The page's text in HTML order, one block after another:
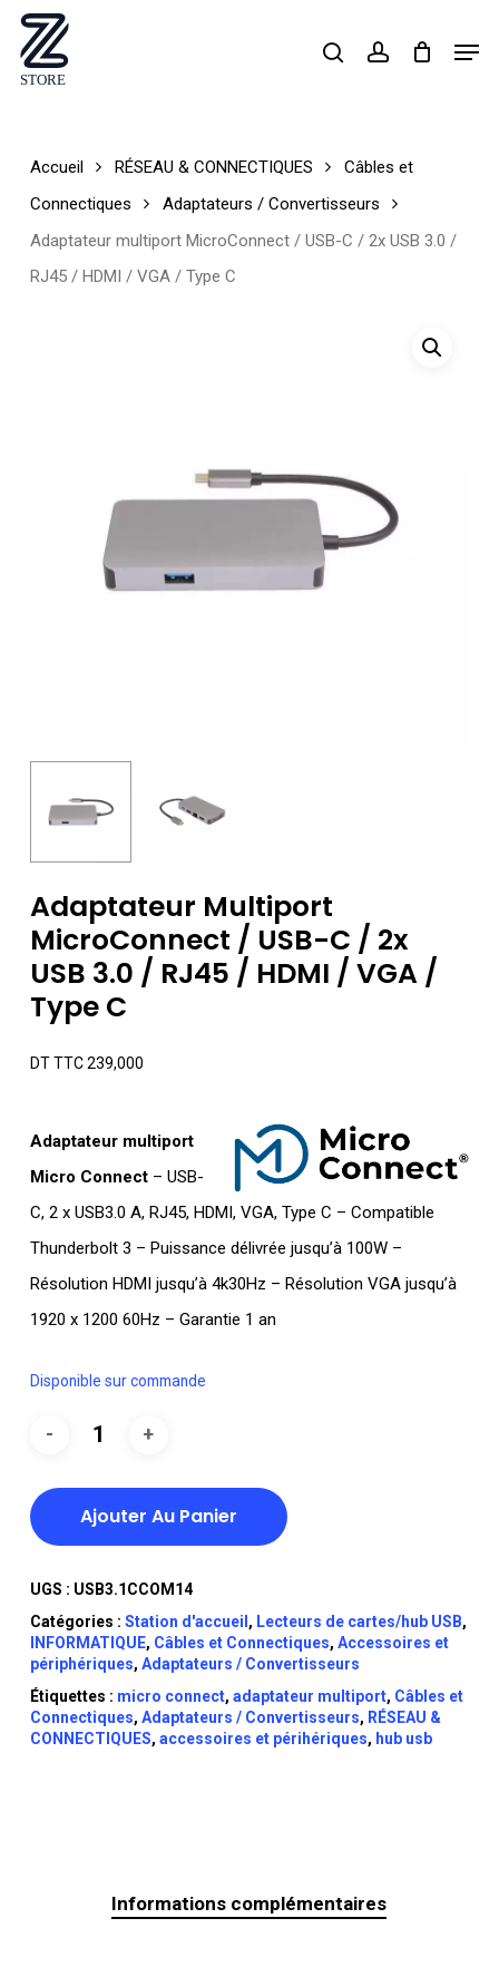
Skip
main
searchaccount
Accueil RÉSEAU & CONNECTIQUES
Câbles et
Connectiques
Adaptateurs / Convertisseurs
Adaptateur multiport MicroConnect / USB-C / 2x USB 3.0 /
RJ45 / HDMI / VGA / Type C
Adaptateur Multiport
MicroConnect / USB-C / 2x
USB 3.0 / RJ45 / HDMI / VGA /
Type C
DT TTC239,000
Adaptateur multiport
Micro Connect– USB-
C, 2 x USB3.0 A, RJ45, HDMI, VGA, Type C – Compatible
Thunderbolt 3 – Puissance délivrée jusqu’à 100W –
Résolution HDMI jusqu’à 4k30Hz – Résolution VGA jusqu’à
1920 x 1200 60Hz – Garantie 1 an
Disponible sur commande
Ajouter Au Panier
UGS : USB3.1CCOM14
Catégories : Station d'accueil , Lecteurs de cartes/hub USB,
INFORMATIQUE, Câbles et Connectiques, Accessoires et
périphériques, Adaptateurs / Convertisseurs
Étiquettes : micro connect, adaptateur multiport, Câbles et
Connectiques, Adaptateurs / Convertisseurs, RÉSEAU &
CONNECTIQUES, accessoires et périhériques, hub usb
Informations complémentaires